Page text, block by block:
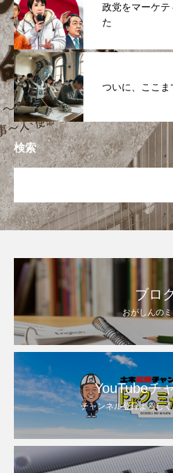
政党をマーケ
た
ついに、ここ
検索
ブロ
おがしんのミ
YouTubeチ
チャンネル登録よろし